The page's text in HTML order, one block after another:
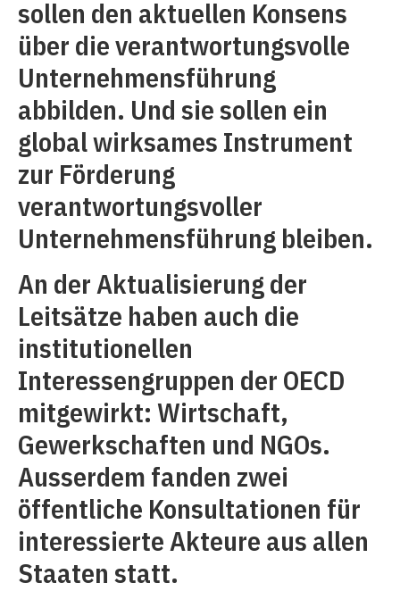
sollen den aktuellen Konsens
über die verantwortungsvolle
Unternehmensführung
abbilden. Und sie sollen ein
global wirksames Instrument
zur Förderung
verantwortungsvoller
Unternehmensführung bleiben.
An der Aktualisierung der
Leitsätze haben auch die
institutionellen
Interessengruppen der OECD
mitgewirkt: Wirtschaft,
Gewerkschaften und NGOs.
Ausserdem fanden zwei
öffentliche Konsultationen für
interessierte Akteure aus allen
Staaten statt.